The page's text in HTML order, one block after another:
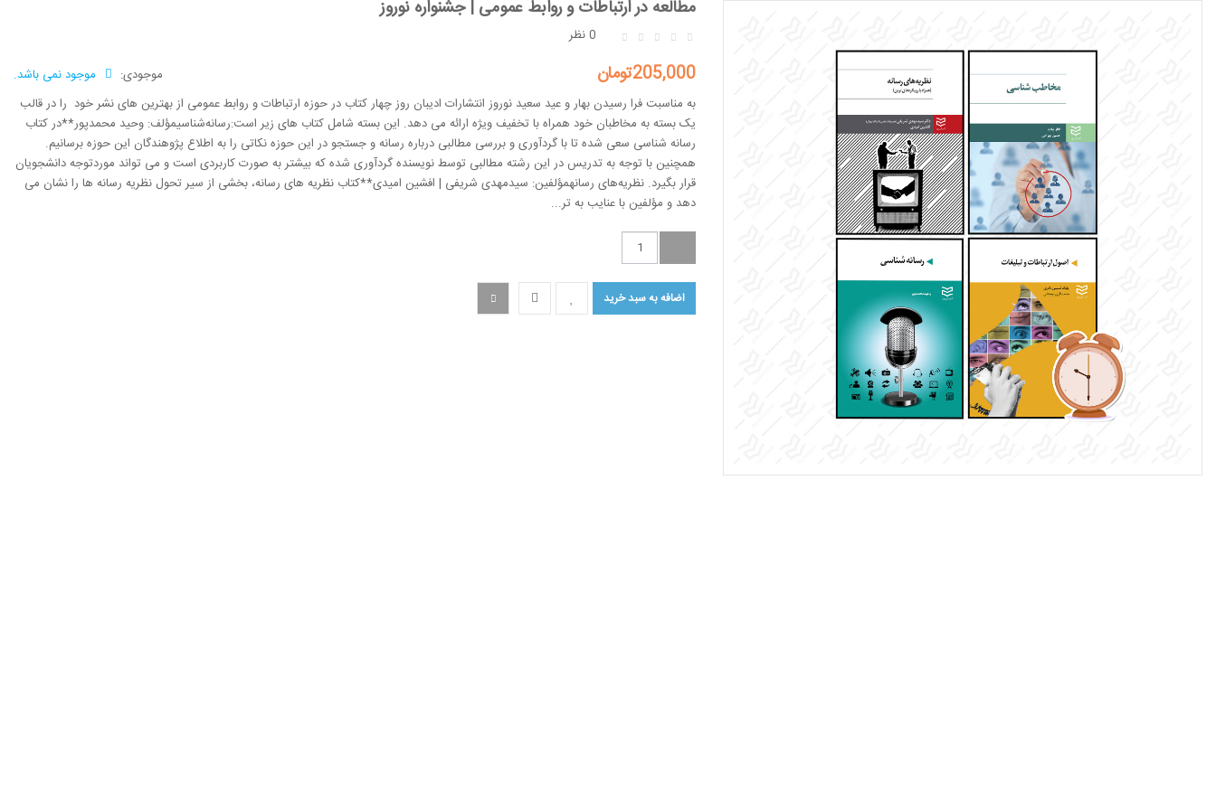
مطالعه در ارتباطات و روابط عمومی | جشنواره نوروز
0 نظر
205,000تومان موجودی:
موجود نمی باشد.
به مناسبت فرا رسیدن بهار و عید سعید نوروز انتشارات ادیبان روز چهار کتاب در حوزه ارتباطات و روابط عمومی از بهترین های نشر خود را در قالب
یک بسته به مخاطبان خود همراه با تخفیف ویژه ارائه می دهد. این بسته شامل کتاب های زیر است:رسانه‌شناسیمؤلف: وحید محمدپور**در کتاب
رسانه شناسی سعی شده تا با گردآوری و بررسی مطالبی درباره رسانه و جستجو در این حوزه نکاتی را به اطلاع پژوهندگان این حوزه برسانیم.
همچنین با توجه به تدریس در این رشته مطالبی توسط نویسنده گردآوری شده که بیشتر به صورت کاربردی است و می تواند موردتوجه دانشجویان
قرار بگیرد. نظریه‌های رسانهمؤلفین: سیدمهدی شریفی | افشین امیدی**کتاب نظریه های رسانه، بخشی از سیر تحول نظریه رسانه ها را نشان می
دهد و مؤلفین با عنایب به تر...